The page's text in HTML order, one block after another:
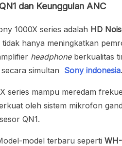
dan Keunggulan ANC
1000X series adalah HD
tidak hanya meningkatkan
headphoneberkualitas
simultan Sony indonesia.
series mampu meredam
oleh sistem mikrofon
QN1.
model terbaru seperti